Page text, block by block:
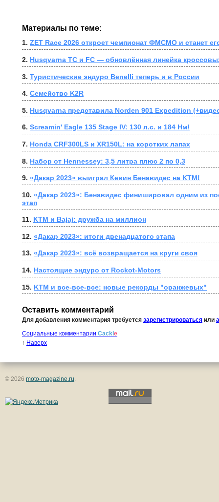
Материалы по теме:
1. ZET Race 2026 откроет чемпионат ФМСМО и станет
2. Husqvarna TC и FC — обновлённая линейка
3. Туристические эндуро Benelli теперь и в России
4. Семейство K2R
5. Husqvarna представила Norden 901 Expedition
6. Screamin' Eagle 135 Stage IV: 130 л.с. и 184 Нм!
7. Honda CRF300LS и XR150L: на коротких лапах
8. Набор от Hennessey: 3,5 литра плюс 2 по 0,3
9. «Дакар 2023» выиграл Кевин Бенавидес на KTM!
10. «Дакар 2023»: Бенавидес финишировал одним из
этап
11. KTM и Bajaj: дружба на миллион
12. «Дакар 2023»: итоги двенадцатого этапа
13. «Дакар 2023»: всё возвращается на круги своя
14. Настоящие эндуро от Rockot-Motors
15. KTM и все-все-все: новые рекорды "оранжевых"
Оставить комментарий
Для добавления комментария требуется зарегистрироваться или
Социальные комментарии Cackl e
↑ Наверх
© 2026 moto-magazine.ru.